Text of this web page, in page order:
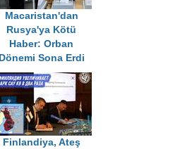
Macaristan'dan
Rusya'ya Kötü
Haber: Orban
Dönemi Sona Erdi
Finlandiya, Ateş